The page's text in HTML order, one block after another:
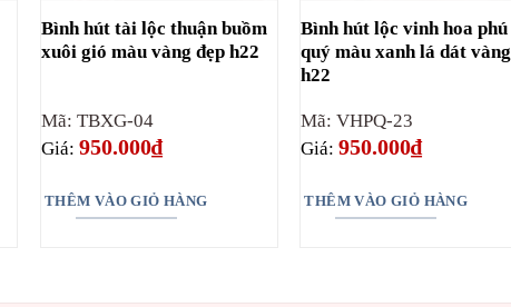
Bình hút tài lộc thuận buồm
xuôi gió màu vàng đẹp h22
Mã: TBXG-04
Giá: 950.000₫
THÊM VÀO GIỎ HÀNG
Bình hút lộc vinh hoa phú
quý màu xanh lá dát vàng
h22
Mã: VHPQ-23
Giá:950.000₫
THÊM VÀO GIỎ HÀNG